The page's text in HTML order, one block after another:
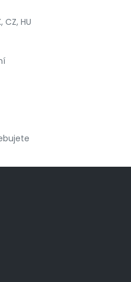
CZ, HU